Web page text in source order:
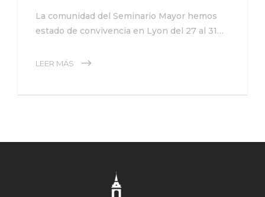
La comunidad del Seminario Mayor hemos
estado de convivencia en Lyon del 27 al 31…
LEER MÁS